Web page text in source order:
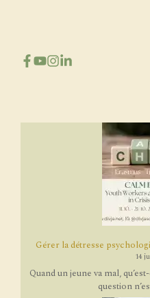
Gérer la détresse
14
Quand un jeune va mal,
question